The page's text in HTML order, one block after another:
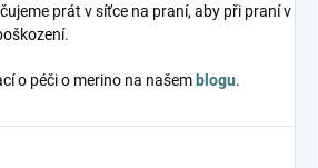
prát v síťce na praní, aby při praní v
o péči o merino na našem blogu.